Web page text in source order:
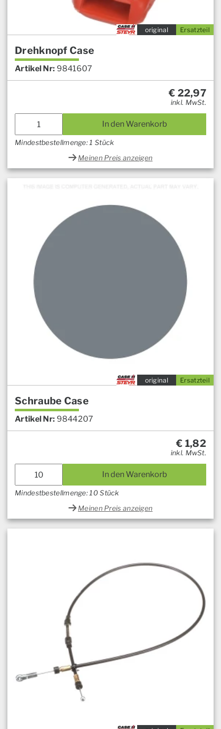
Ersatzteil
original
Drehknopf Case
Artikel Nr: 9841607
€ 22,97
inkl. MwSt.
In den Warenkorb
Mindestbestellmenge: 1 Stück
Meinen Preis anzeigen
Ersatzteil
original
Schraube Case
Artikel Nr: 9844207
€ 1,82
inkl. MwSt.
In den Warenkorb
Mindestbestellmenge: 10 Stück
Meinen Preis anzeigen